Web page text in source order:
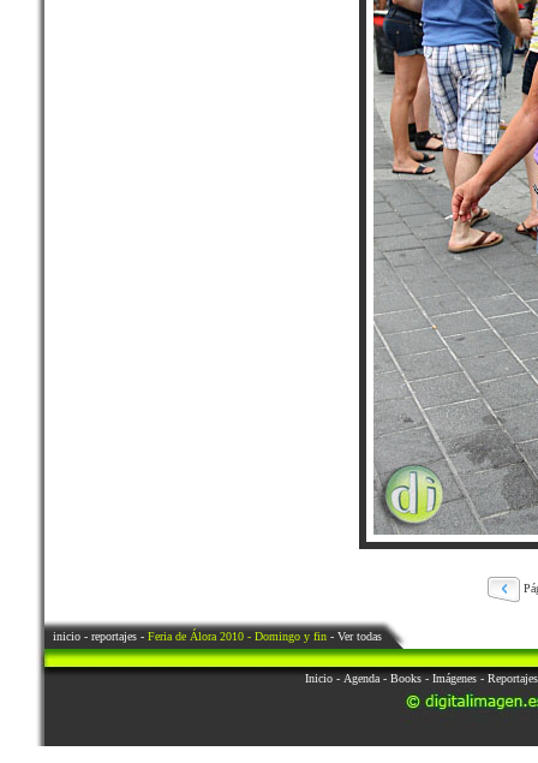
inicio- reportajes- Feria de Álora 2010 - Domingo y fin- Ver todas
Inicio - Agenda - Books - Imágenes - Reportajes